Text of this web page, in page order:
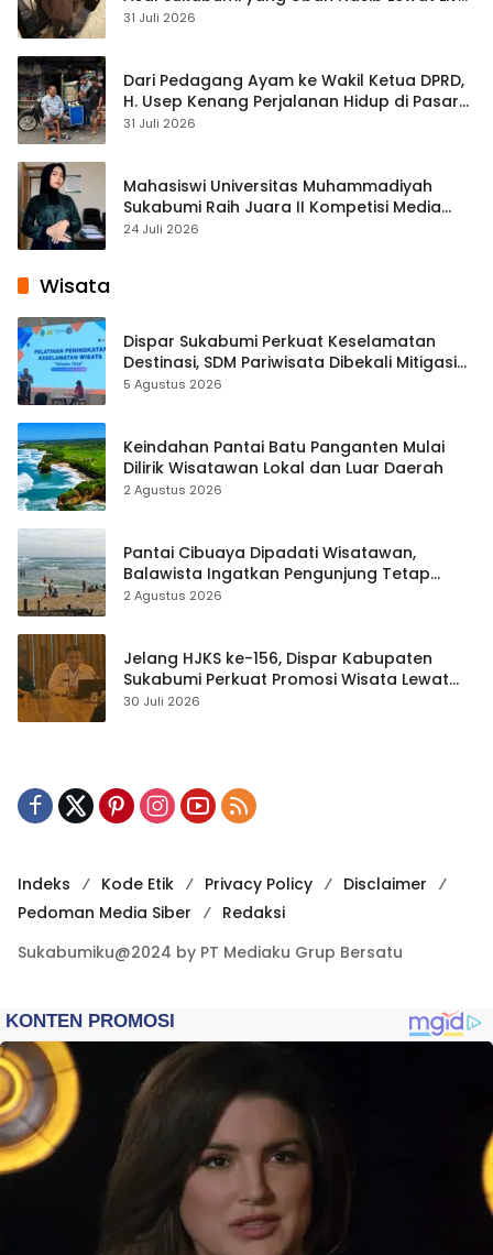
Streaming
31 Juli 2026
Dari Pedagang Ayam ke Wakil Ketua DPRD,
H. Usep Kenang Perjalanan Hidup di Pasar
Cisaat
31 Juli 2026
Mahasiswi Universitas Muhammadiyah
Sukabumi Raih Juara II Kompetisi Media
Pembelajaran Digital Tingkat Internasional
24 Juli 2026
Wisata
Dispar Sukabumi Perkuat Keselamatan
Destinasi, SDM Pariwisata Dibekali Mitigasi
hingga Teknik Evakuasi
5 Agustus 2026
Keindahan Pantai Batu Panganten Mulai
Dilirik Wisatawan Lokal dan Luar Daerah
2 Agustus 2026
Pantai Cibuaya Dipadati Wisatawan,
Balawista Ingatkan Pengunjung Tetap
Waspada
2 Agustus 2026
Jelang HJKS ke-156, Dispar Kabupaten
Sukabumi Perkuat Promosi Wisata Lewat
Publikasi Digital
30 Juli 2026
Indeks Kode Etik Privacy Policy
Disclaimer
Pedoman Media Siber
Redaksi
Sukabumiku@2024 by PT Mediaku Grup Bersatu